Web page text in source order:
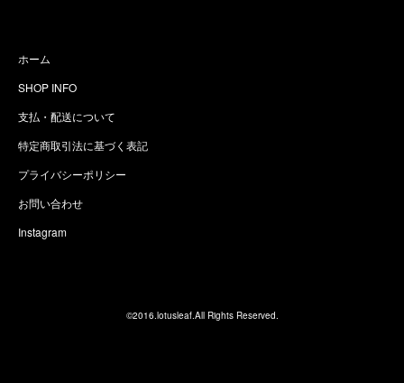
ホーム
SHOP INFO
支払・配送について
特定商取引法に基づく表記
プライバシーポリシー
お問い合わせ
Instagram
©2016.lotusleaf.All Rights Reserved.